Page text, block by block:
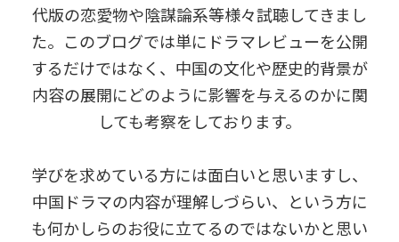
代版の恋愛物や陰謀論系等様々試聴してきまし
た。このブログでは単にドラマレビューを公開
するだけではなく、中国の文化や歴史的背景が
内容の展開にどのように影響を与えるのかに関
しても考察をしております。
学びを求めている方には面白いと思いますし、
中国ドラマの内容が理解しづらい、という方に
も何かしらのお役に立てるのではないかと思い